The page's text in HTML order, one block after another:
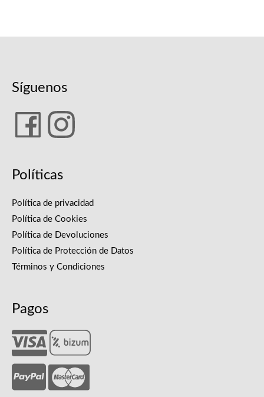
Síguenos
Políticas
Política de privacidad
Política de Cookies
Política de Devoluciones
Política de Protección de Datos
Términos y Condiciones
Pagos